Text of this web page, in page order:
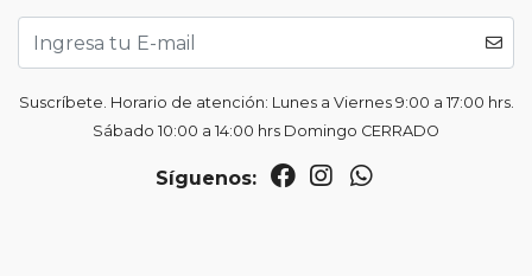
Suscríbete. Horario de atención: Lunes a Viernes 9:00 a 17:00 hrs.
Sábado 10:00 a 14:00 hrs Domingo CERRADO
Síguenos: